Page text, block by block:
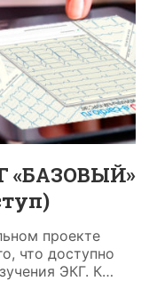
«БАЗОВЫЙ»
проекте
что доступно
ЭКГ. К